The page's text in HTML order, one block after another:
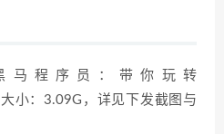
马程序员：带你玩转
小：3.09G，详见下发截图与